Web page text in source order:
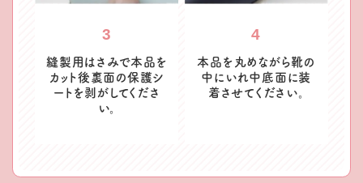
3
縫製用はさみで本品を
カット後 裏面の保護シ
ートを剥がしてくださ
い。
4
本品を丸めながら靴の
中にいれ中底面に装
着させてください。